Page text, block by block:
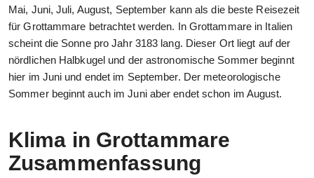
Mai, Juni, Juli, August, September kann als die beste Reisezeit
für Grottammare betrachtet werden. In Grottammare in Italien
scheint die Sonne pro Jahr 3183 lang. Dieser Ort liegt auf der
nördlichen Halbkugel und der astronomische Sommer beginnt
hier im Juni und endet im September. Der meteorologische
Sommer beginnt auch im Juni aber endet schon im August.
Klima in Grottammare
Zusammenfassung